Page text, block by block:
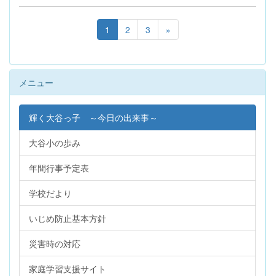
1 2 3 »
メニュー
輝く大谷っ子 ～今日の出来事～
大谷小の歩み
年間行事予定表
学校だより
いじめ防止基本方針
災害時の対応
家庭学習支援サイト